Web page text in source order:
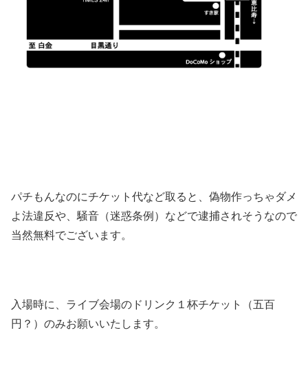
パチもんなのにチケット代など取ると、偽物作っちゃダメ
よ法違反や、騒音（迷惑条例）などで逮捕されそうなので
当然無料でございます。
入場時に、ライブ会場のドリンク１杯チケット（五百
円？）のみお願いいたします。